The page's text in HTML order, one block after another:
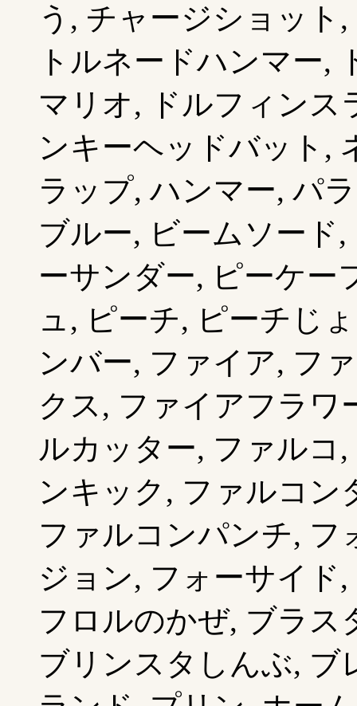
う, チャージショット
トルネードハンマー,
マリオ, ドルフィンス
ンキーヘッドバット,
ラップ, ハンマー, パ
ブルー, ビームソード
ーサンダー, ピーケー
ュ, ピーチ, ピーチじ
ンバー, ファイア, フ
クス, ファイアフラワ
ルカッター, ファルコ
ンキック, ファルコン
ファルコンパンチ, フ
ジョン, フォーサイド
フロルのかぜ, ブラス
ブリンスタしんぶ, ブ